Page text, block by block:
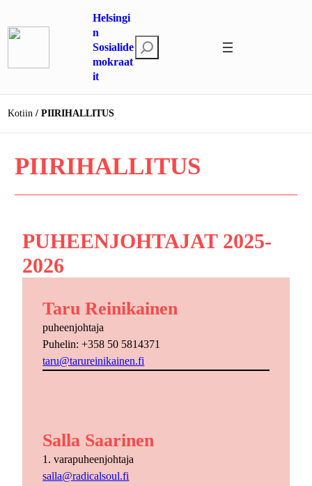
sisältöön
Helsingi
n
Sosialide
mokraat
it
t
i
Kotiin PIIRIHALLITUS
PIIRIHALLITUS
PUHEENJOHTAJAT 2025-
2026
Taru Reinikainen
puheenjohtaja
Puhelin: +358 50 5814371
taru@tarureinikainen.fi
Salla Saarinen
1. varapuheenjohtaja
salla@radicalsoul.fi